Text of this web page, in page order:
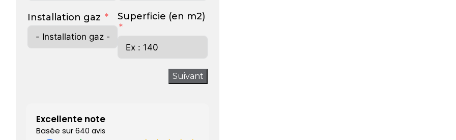
Installation gaz Superficie (en m2)
Suivant
Excellente note
Basée sur 640 avis